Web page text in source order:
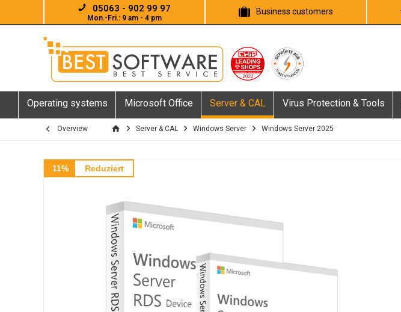
05063 - 902 99 97
Mon.-Fri.: 9 am - 4 pm
Business customers
Operating systems Microsoft Office Server & CAL Virus Protection & Tools
Overview Server & CAL Windows Server Windows Server 2025
11% Reduziert